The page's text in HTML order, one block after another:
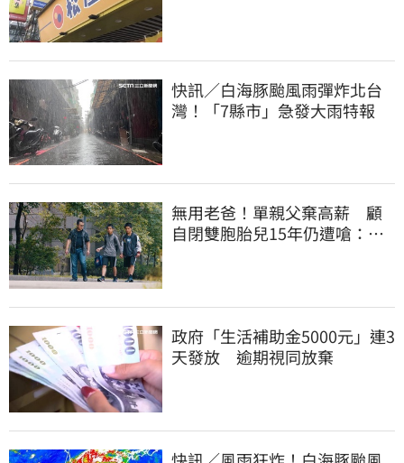
快訊／白海豚颱風雨彈炸北台
灣！「7縣市」急發大雨特報
無用老爸！單親父棄高薪 顧
自閉雙胞胎兒15年仍遭嗆：怎
政府「生活補助金5000元」連3
天發放 逾期視同放棄